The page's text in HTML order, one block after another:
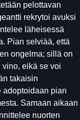
pelottavan
rekrytoi avuksi
läheisessä
Pian selviää, että
ongelma; sillä on
vino, eikä se voi
takaisin
adoptoidaan pian
Samaan aikaan
nuorten